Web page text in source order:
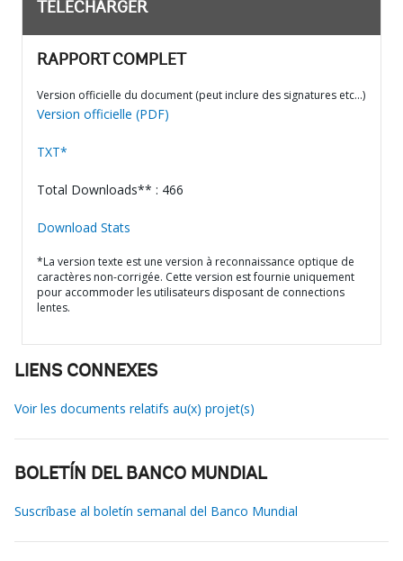
TÉLÉCHARGER
RAPPORT COMPLET
Version officielle du document (peut inclure des signatures etc…)
Version officielle (PDF)
TXT*
Total Downloads** : 466
Download Stats
*La version texte est une version à reconnaissance optique de
caractères non-corrigée. Cette version est fournie uniquement
pour accommoder les utilisateurs disposant de connections
lentes.
LIENS CONNEXES
Voir les documents relatifs au(x) projet(s)
BOLETÍN DEL BANCO MUNDIAL
Suscríbase al boletín semanal del Banco Mundial